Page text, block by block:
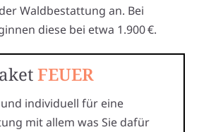
Waldbestattung an. Bei
diese bei etwa 1.900 €.
FEUER
und individuell für eine
mit allem was Sie dafür